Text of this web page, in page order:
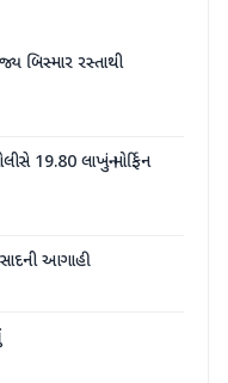
બિસ્માર રસ્તાથી
19.80 લાખનું મોર્ફિન
આગાહી